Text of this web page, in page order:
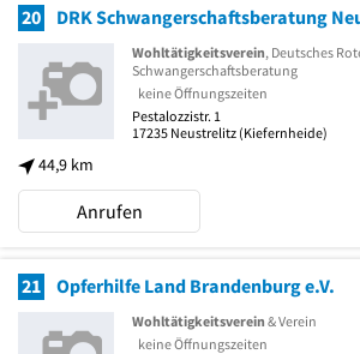
20
44,9 km
Wohltätigkeitsverein, Deutsches
Schwangerschaftsberatung
keine Öffnungszeiten
Pestalozzistr. 1
17235 Neustrelitz (Kiefernheide)
Anrufen
21 Opferhilfe Land Brandenburg e.V.
Wohltätigkeitsverein & Verein
keine Öffnungszeiten